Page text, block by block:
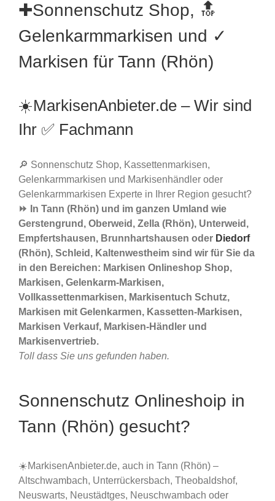
✚Sonnenschutz Shop, 🔝
Gelenkarmmarkisen und ✓
Markisen für Tann (Rhön)
☀️MarkisenAnbieter.de – Wir sind
Ihr ✅ Fachmann
🔎 Sonnenschutz Shop, Kassettenmarkisen,
Gelenkarmmarkisen und Markisenhändler oder
Gelenkarmmarkisen Experte in Ihrer Region gesucht?
⏩ In Tann (Rhön) und im ganzen Umland wie
Gerstengrund, Oberweid, Zella (Rhön), Unterweid,
Empfertshausen, Brunnhartshausen oder Diedorf
(Rhön), Schleid, Kaltenwestheim sind wir für Sie da
in den Bereichen: Markisen Onlineshop Shop,
Markisen, Gelenkarm-Markisen,
Vollkassettenmarkisen, Markisentuch Schutz,
Markisen mit Gelenkarmen, Kassetten-Markisen,
Markisen Verkauf, Markisen-Händler und
Markisenvertrieb.
Toll dass Sie uns gefunden haben.
Sonnenschutz Onlineshoip in
Tann (Rhön) gesucht?
☀️MarkisenAnbieter.de, auch in Tann (Rhön) –
Altschwambach, Unterrückersbach, Theobaldshof,
Neuswarts, Neustädtges, Neuschwambach oder